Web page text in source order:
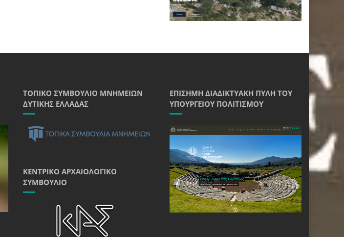
ΤΟΠΙΚΌ ΣΥΜΒΟΎΛΙΟ ΜΝΗΜΕΊΩΝ
ΔΥΤΙΚΉΣ ΕΛΛΆΔΑΣ
ΚΕΝΤΡΙΚΌ ΑΡΧΑΙΟΛΟΓΙΚΌ
ΣΥΜΒΟΎΛΙΟ
ΕΠΊΣΗΜΗ ΔΙΑΔΙΚΤΥΑΚΉ ΠΎΛΗ ΤΟΥ
ΥΠΟΥΡΓΕΊΟΥ ΠΟΛΙΤΙΣΜΟΎ